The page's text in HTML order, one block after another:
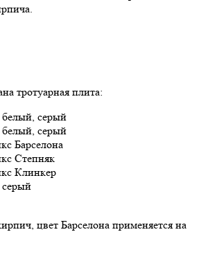
тротуарная плита:
серый
серый
Барселона
Степняк
Клинкер
цвет Барселона применяется на